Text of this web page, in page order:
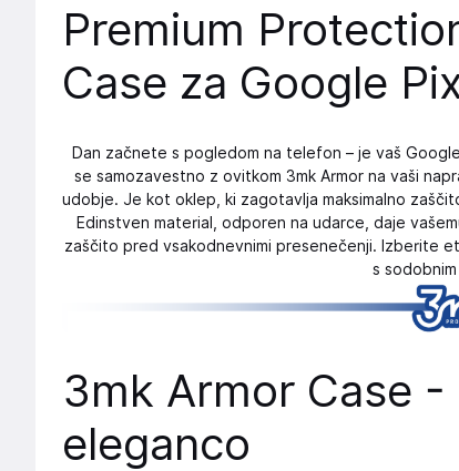
Premium
Case za Google
Dan začnete s pogledom na telefon – je vaš
se samozavestno z ovitkom 3mk Armor na vaši
udobje. Je kot oklep, ki zagotavlja maksimalno
Edinstven material, odporen na udarce, daje
zaščito pred vsakodnevnimi presenečenji. Izberite
s
3mk Armor Case
eleganco